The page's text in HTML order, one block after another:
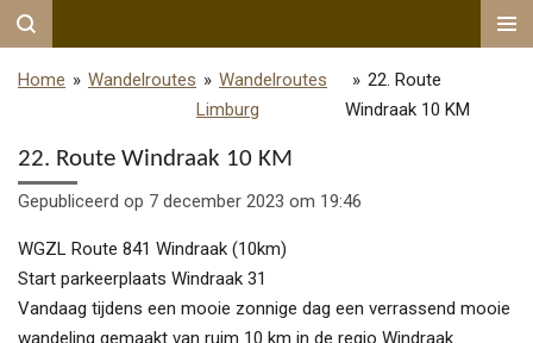
Ga
naar
Home » Wandelroutes » Wandelroutes
Limburg
» 22. Route
Windraak 10 KM
22. Route Windraak 10 KM
Gepubliceerd op 7 december 2023 om 19:46
WGZL Route 841 Windraak (10km)
Start parkeerplaats Windraak 31
Vandaag tijdens een mooie zonnige dag een verrassend mooie
wandeling gemaakt van ruim 10 km in de regio Windraak.